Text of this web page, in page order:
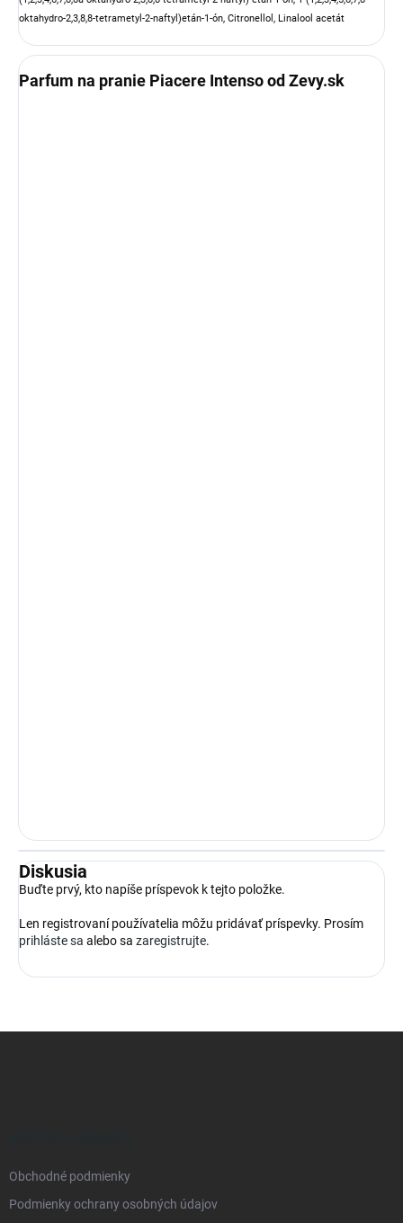
oktahydro-2,3,8,8-tetrametyl-2-naftyl)etán-1-ón, Citronellol, Linalool acetát
Parfum na pranie Piacere Intenso od Zevy.sk
Diskusia
Buďte prvý, kto napíše príspevok k tejto položke.
Len registrovaní používatelia môžu pridávať príspevky. Prosím
prihláste sa alebo sa zaregistrujte.
Obchodné podmienky
Podmienky ochrany osobných údajov